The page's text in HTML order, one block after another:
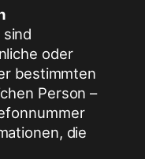
oder
bestimmten
Person –
die